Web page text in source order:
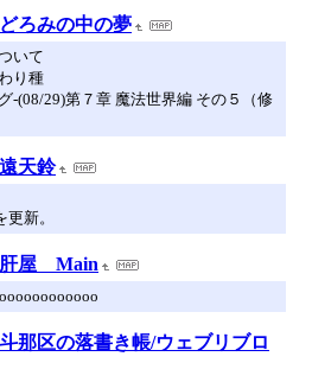
ろみの中の夢
いて
り種
-(08/29)第７章 魔法世界編 その５（修
天鈴
新。
屋 Main
那区の落書き帳/ウェブリブロ